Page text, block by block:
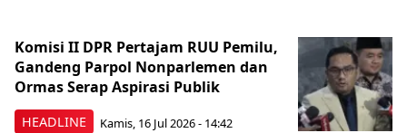
HEADLINE
Komisi II DPR Pertajam RUU Pemilu,
Gandeng Parpol Nonparlemen dan
Ormas Serap Aspirasi Publik
Kamis, 16 Jul 2026 - 14:42